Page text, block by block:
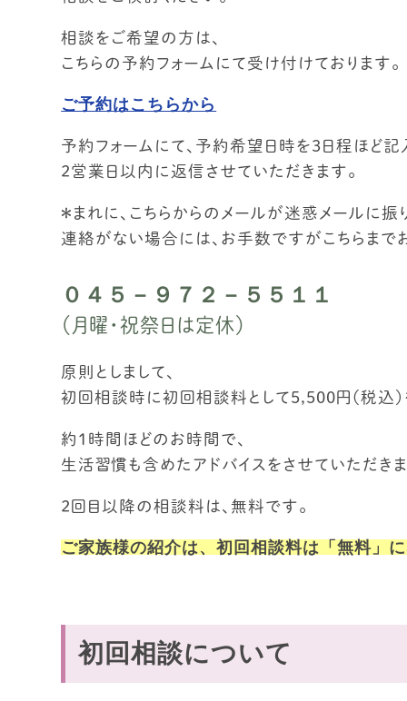
相談をご希望の方は、
こちらの予約フォームにて受け付けております。
ご予約はこちらから
予約フォームにて、予約希望日時を３日程ほど記
２営業日以内に返信させていただきます。
＊まれに、こちらからのメールが迷惑メールに振
連絡がない場合には、お手数ですがこちらまで
０４５－９７２－５５１１
（月曜・祝祭日は定休）
原則としまして、
初回相談時に初回相談料として5,500円（税込）
約１時間ほどのお時間で、
生活習慣も含めたアドバイスをさせていただきま
２回目以降の相談料は、無料です。
ご家族様の紹介は、初回相談料は「無料」
初回相談について